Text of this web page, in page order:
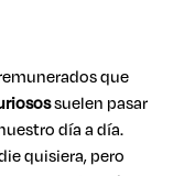
que
suelen pasar
día a día.
quisiera, pero